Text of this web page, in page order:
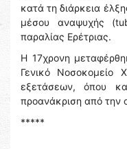
κατά τη διάρκεια
μέσου αναψυχής
παραλίας Ερέτριας.
Η 17χρονη
Γενικό Νοσοκομείο
εξετάσεων, όπου και
προανάκριση από την
*****